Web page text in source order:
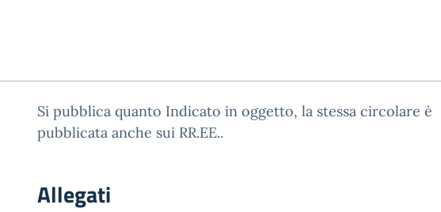
Si pubblica quanto Indicato in oggetto, la stessa circolare è
pubblicata anche sui RR.EE..
Allegati